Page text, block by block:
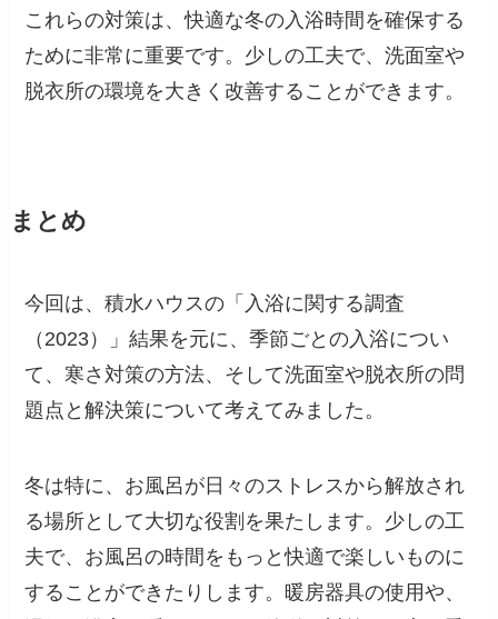
これらの対策は、快適な冬の入浴時間を確保する
ために非常に重要です。少しの工夫で、洗面室や
脱衣所の環境を大きく改善することができます。
まとめ
今回は、積水ハウスの「入浴に関する調査
（2023）」結果を元に、季節ごとの入浴につい
て、寒さ対策の方法、そして洗面室や脱衣所の問
題点と解決策について考えてみました。
冬は特に、お風呂が日々のストレスから解放され
る場所として大切な役割を果たします。少しの工
夫で、お風呂の時間をもっと快適で楽しいものに
することができたりします。暖房器具の使用や、